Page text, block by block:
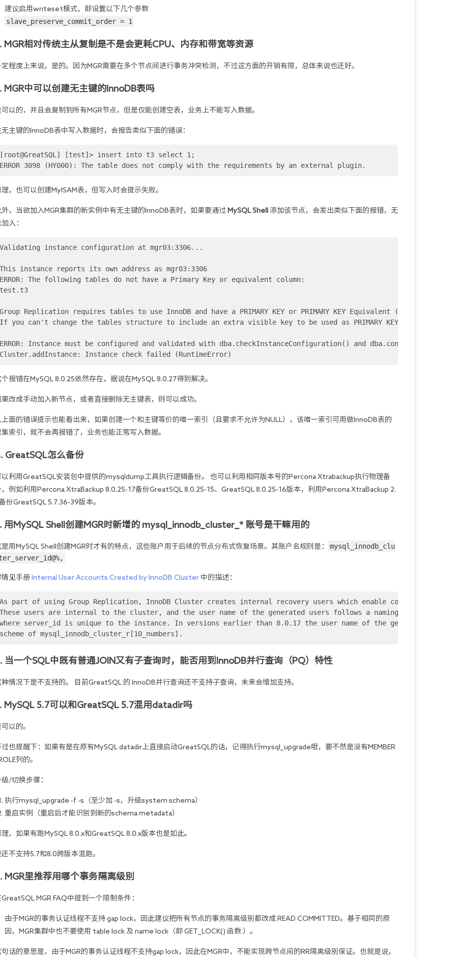
建议启用writeset模式，即设置以下几个参数
slave_preserve_commit_order = 1
MGR相对传统主从复制是不是会更耗CPU、内存和带宽等资源
定程度上来说，是的。因为MGR需要在多个节点间进行事务冲突检测，不过这方面的开销有限，总体来说也还好。
MGR中可以创建无主键的InnoDB表吗
可以的，并且会复制到所有MGR节点，但是仅能创建空表，业务上不能写入数据。
无主键的InnoDB表中写入数据时，会报告类似下面的错误：
[root@GreatSQL] [test]> insert into t3 select 1;
ERROR 3098 (HY000): The table does not comply with the requirements by an external plugin.
理，也可以创建MyISAM表，但写入时会提示失败。
外，当欲加入MGR集群的新实例中有无主键的InnoDB表时，如果要通过 MySQL Shell
添加该节点，会发出类似下面的报错，无
入：
Validating instance configuration at mgr03:3306...
This instance reports its own address as mgr03:3306
ERROR: The following tables do not have a Primary Key or equivalent column:
test.t3
Group Replication requires tables to use InnoDB and have a PRIMARY KEY or PRIMARY KEY Equivalent (non-null
If you can't change the tables structure to include an extra visible key to be used as PRIMARY KEY, you can
ERROR: Instance must be configured and validated with dba.checkInstanceConfiguration() and
Cluster.addInstance: Instance check failed (RuntimeError)
个报错在MySQL 8.0.25依然存在，据说在MySQL 8.0.27得到解决。
果改成手动加入新节点，或者直接删除无主键表，则可以成功。
上面的错误提示也能看出来，如果创建一个和主键等价的唯一索引（且要求不允许为NULL），该唯一索引可用做InnoDB表的
集索引，就不会再报错了，业务也能正常写入数据。
GreatSQL怎么备份
以利用GreatSQL安装包中提供的mysqldump工具执行逻辑备份。 也可以利用相同版本号的Percona Xtrabackup执行物理备
，例如利用Percona XtraBackup 8.0.25-17备份GreatSQL 8.0.25-15、GreatSQL 8.0.25-16版本，利用Percona XtraBackup 2.
份GreatSQL 5.7.36-39版本。
用MySQL Shell创建MGR时新增的 mysql_innodb_cluster_* 账号是干嘛用的
是用MySQL Shell创建MGR时才有的特点，这些账户用于后续的节点分布式恢复场景。其账户名规则是：
mysql_innodb_clu
情见手册 Internal User Accounts Created by InnoDB Cluster 中的描述：
As part of using Group Replication, InnoDB Cluster creates internal recovery users which enable connections
These users are internal to the cluster, and the user name of the generated users follows a naming scheme of
where server_id is unique to the instance. In versions earlier than 8.0.17 the user name of the generated users
scheme of mysql_innodb_cluster_r[10_numbers].
当一个SQL中既有普通JOIN又有子查询时，能否用到InnoDB并行查询（PQ）特性
种情况下是不支持的。 目前GreatSQL 的 InnoDB并行查询还不支持子查询，未来会增加支持。
MySQL 5.7可以和GreatSQL 5.7混用datadir吗
可以的。
过也提醒下：如果有是在原有MySQL datadir上直接启动GreatSQL的话，记得执行mysql_upgrade哦，要不然是没有MEMBER
列的。
级/切换步骤：
执行mysql_upgrade -f -s（至少加 -s，升级system schema）
重启实例（重启后才能识别到新的schema metadata）
理，如果有跑MySQL 8.0.x和GreatSQL 8.0.x版本也是如此。
还不支持5.7和8.0跨版本混跑。
MGR里推荐用哪个事务隔离级别
GreatSQL MGR FAQ中提到一个限制条件：
由于MGR的事务认证线程不支持 gap lock，因此建议把所有节点的事务隔离级别都改成 READ COMMITTED。基于相同的原
因，MGR集群中也不要使用 table lock 及 name lock（即 GET_LOCK() 函数 ）。
句话的意思是，由于MGR的事务认证线程不支持gap lock，因此在MGR中，不能实现跨节点间的RR隔离级别保证。也就是说，